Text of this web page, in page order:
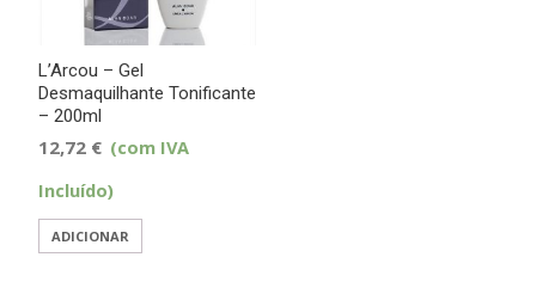
L’Arcou – Gel
Desmaquilhante Tonificante
– 200ml
12,72 € (com IVA
Incluído)
ADICIONAR